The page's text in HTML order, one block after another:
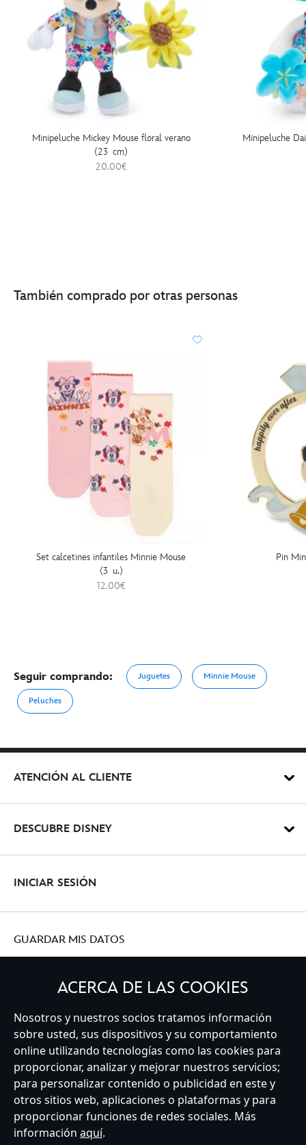
Minipeluche Mickey Mouse floral verano
(23 cm)
20.00€
Minipeluche
También comprado por otras personas
Set calcetines infantiles Minnie Mouse
(3 u.)
12.00€
Pin
Seguir comprando: Juguetes Minnie Mouse
Peluches
ATENCIÓN AL CLIENTE
DESCUBRE DISNEY
INICIAR SESIÓN
GUARDAR MIS DATOS
Spain
Atención al Cliente Términos de Uso
Buscador de Tiendas
Mapa del Sitio
Política de Privacidad
Política de Cookies
Sobre Privacidad en la UE
Términos y Condiciones Generales
Gestionar su configuración de cookies
s172 Statements
Accessibility
ACERCA DE LAS COOKIES
Nosotros y nuestros socios tratamos información
sobre usted, sus dispositivos y su comportamiento
online utilizando tecnologías como las cookies para
proporcionar, analizar y mejorar nuestros servicios;
para personalizar contenido o publicidad en este y
otros sitios web, aplicaciones o plataformas y para
proporcionar funciones de redes sociales. Más
información aquí.